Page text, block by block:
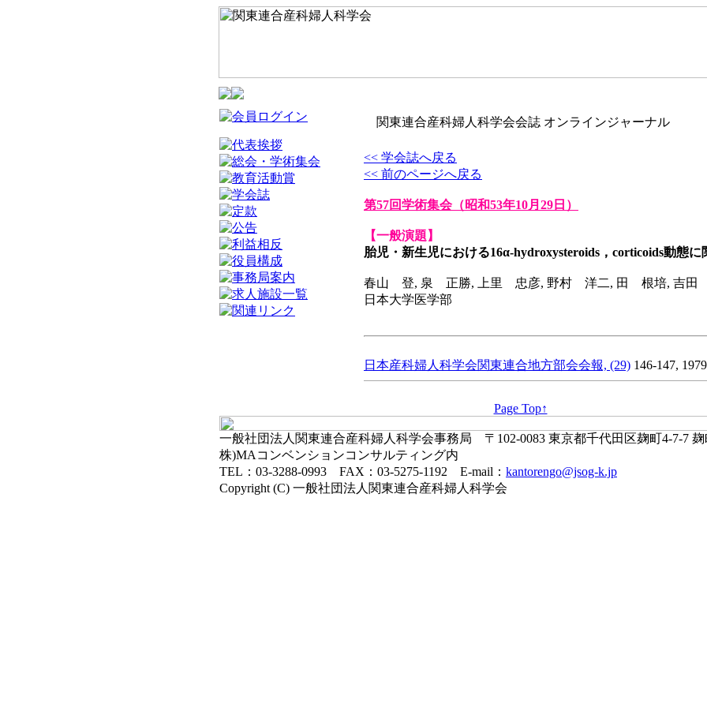
関東連合産科婦人科学会会誌 オンラインジャーナル
<< 学会誌へ戻る
<< 前のページへ戻る
第57回学術集会（昭和53年10月29日）
【一般演題】
胎児・新生児における16α-hydroxysteroids，corticoids動態に
春山 登, 泉 正勝, 上里 忠彦, 野村 洋二, 田 根培, 吉田
日本大学医学部
日本産科婦人科学会関東連合地方部会会報, (29) 146-147, 1979
Page Top↑
一般社団法人関東連合産科婦人科学会事務局 〒102-0083 東京都千代田区麹町4-7-7
株)MAコンベンションコンサルティング内
TEL：03-3288-0993 FAX：03-5275-1192 E-mail： kantorengo@jsog-k.jp
Copyright (C) 一般社団法人関東連合産科婦人科学会